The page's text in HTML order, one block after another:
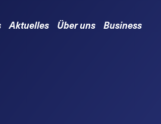
Aktuelles Über uns Business